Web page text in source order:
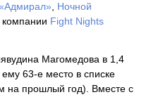
Ночной
компании Fight Nights
Магомедова в 1,4
63-е место в списке
на прошлый год). Вместе с